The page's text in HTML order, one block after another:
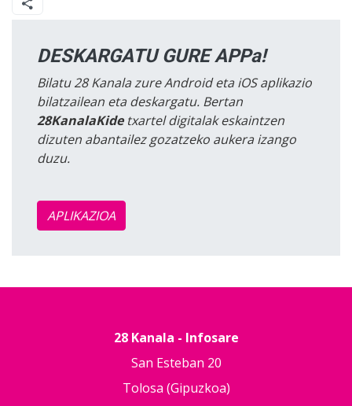
DESKARGATU GURE APPa!
Bilatu 28 Kanala zure Android eta iOS aplikazio
bilatzailean eta deskargatu. Bertan
28KanalaKidetxartel digitalak eskaintzen
dizuten abantailez gozatzeko aukera izango
duzu.
APLIKAZIOA
28 Kanala - Infosare
San Esteban 20
Tolosa (Gipuzkoa)